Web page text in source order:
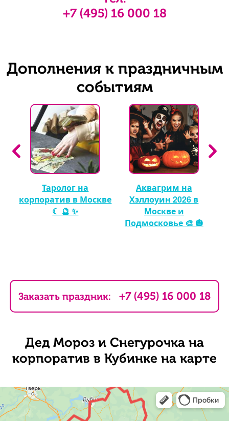
+7 (495) 16 000 18
Дополнения к праздничным
событиям
Таролог на
корпоратив в Москве
☾ 🔮 ✨
Аквагрим на
Хэллоуин 2026 в
Москве и
Подмосковье 🎨 🎃
Заказать праздник: +7 (495) 16 000 18
Дед Мороз и Снегурочка на
корпоратив в Кубинке на карте